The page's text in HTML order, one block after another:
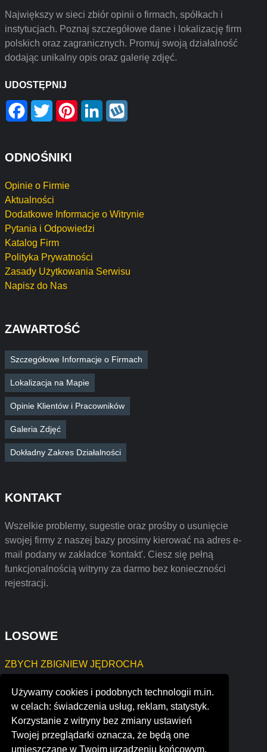
Używamy cookies i podobnych technologii m.in.
w celach: świadczenia usług, reklam, statystyk.
Korzystanie z witryny bez zmiany ustawień
Twojej przeglądarki oznacza, że będą one
umieszczane w Twoim urządzeniu końcowym.
Największy w sieci zbiór opinii o firmach, spółkach i
instytucjach. Poznaj szczegółowe dane i lokalizację firm
polskich oraz zagranicznych. Promuj swoją działalność
dodając unikalny opis oraz galerię zdjęć.
UDOSTĘPNIJ
Facebook
Twitter PinterestLinkedIn
ODNOŚNIKI
Opinie o Firmie
Aktualności
Dodatkowe Informacje o Witrynie
Pytania i Odpowiedzi
Katalog Firm
Polityka Prywatności
Zasady Użytkowania Serwisu
Napisz do Nas
ZAWARTOŚĆ
Szczegółowe Informacje o Firmach
Lokalizacja na Mapie
Opinie Klientów i Pracowników
Galeria Zdjęć
Dokładny Zakres Działalności
KONTAKT
Wszelkie problemy, sugestie oraz prośby o usunięcie
swojej firmy z naszej bazy prosimy kierować na adres e-
mail podany w zakładce 'kontakt'. Ciesz się pełną
funkcjonalnością witryny za darmo bez konieczności
rejestracji.
LOSOWE
ZBYCH ZBIGNIEW JĘDROCHA
CZUB-BUD Jakub Czubala Usługi Budowlane
casey and company llc cpa's
go-mo-co
gingerhead